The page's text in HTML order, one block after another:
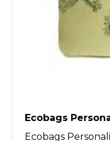
Ecobags
Ecobags